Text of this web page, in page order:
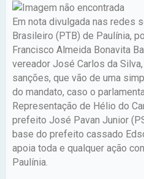
Em nota divulgada nas redes
Brasileiro (PTB) de Paulínia,
Francisco Almeida Bonavita
vereador José Carlos da
sanções, que vão de uma
do mandato, caso o
Representação de Hélio do
prefeito José Pavan Junior
base do prefeito cassado
apoia toda e qualquer ação
Paulínia.